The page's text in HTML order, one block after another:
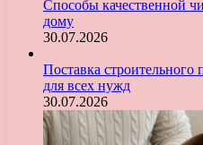
Способы качественной
дому
30.07.2026
Поставка строительного
для всех нужд
30.07.2026